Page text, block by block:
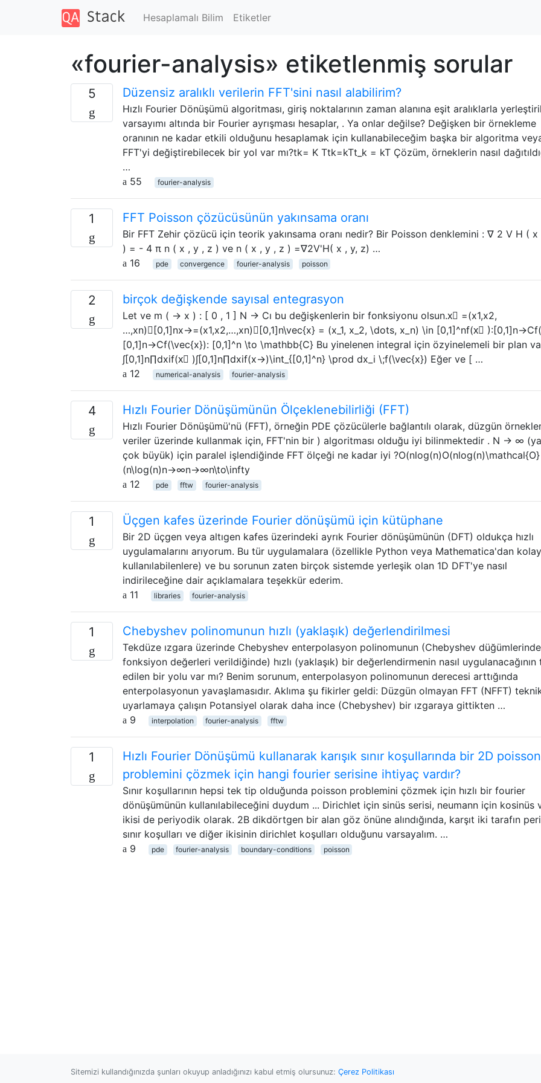
Hesaplamalı Bilim Etiketler
«fourier-analysis» etiketlenmiş sorular
5 Düzensiz aralıklı verilerin FFT'sini nasıl alabilirim?
Hızlı Fourier Dönüşümü algoritması, giriş noktalarının zaman alanına eşit aralıklarla
varsayımı altında bir Fourier ayrışması hesaplar, . Ya onlar değilse? Değişken bir örnekleme
oranının ne kadar etkili olduğunu hesaplamak için kullanabileceğim başka bir algoritma
FFT'yi değiştirebilecek bir yol var mı?tk= K Ttk=kTt_k = kT Çözüm, örneklerin nasıl
…
55
fourier-analysis
1 FFT Poisson çözücüsünün yakınsama oranı
Bir FFT Zehir çözücü için teorik yakınsama oranı nedir? Bir Poisson denklemini : ∇ 2 V H ( x
) = - 4 π n ( x , y , z ) ve n ( x , y , z ) =∇2V'H( x , y, z) …
16
pde convergence fourier-analysis poisson
2 birçok değişkende sayısal entegrasyon
Let ve m ( → x ) : [ 0 , 1 ] N → Cı bu değişkenlerin bir fonksiyonu olsun.x⃗ =(x1,x2,
…,xn)∈[0,1]nx→=(x1,x2,…,xn)∈[0,1]n\vec{x} = (x_1, x_2, \dots, x_n) \in [0,1]^nf(x⃗
[0,1]n→Cf(\vec{x}): [0,1]^n \to \mathbb{C} Bu yinelenen integral için özyinelemeli bir plan
∫[0,1]n∏dxif(x⃗ )∫[0,1]n∏dxif(x→)\int_{[0,1]^n} \prod dx_i \;f(\vec{x}) Eğer ve [ …
12
numerical-analysis fourier-analysis
4 Hızlı Fourier Dönüşümünün Ölçeklenebilirliği (FFT)
Hızlı Fourier Dönüşümü'nü (FFT), örneğin PDE çözücülerle bağlantılı olarak, düzgün
veriler üzerinde kullanmak için, FFT'nin bir ) algoritması olduğu iyi bilinmektedir . N → ∞
çok büyük) için paralel işlendiğinde FFT ölçeği ne kadar iyi ?O(nlog(n)O(nlog⁡(n)\mathcal{O}
(n\log(n)n→∞n→∞n\to\infty
12
pde fftw fourier-analysis
1 Üçgen kafes üzerinde Fourier dönüşümü için kütüphane
Bir 2D üçgen veya altıgen kafes üzerindeki ayrık Fourier dönüşümünün (DFT) oldukça hızlı
uygulamalarını arıyorum. Bu tür uygulamalara (özellikle Python veya Mathematica'dan
kullanılabilenlere) ve bu sorunun zaten birçok sistemde yerleşik olan 1D DFT'ye nasıl
indirileceğine dair açıklamalara teşekkür ederim.
11
libraries fourier-analysis
1 Chebyshev polinomunun hızlı (yaklaşık) değerlendirilmesi
Tekdüze ızgara üzerinde Chebyshev enterpolasyon polinomunun (Chebyshev
fonksiyon değerleri verildiğinde) hızlı (yaklaşık) bir değerlendirmenin nasıl uygulanacağının
edilen bir yolu var mı? Benim sorunum, enterpolasyon polinomunun derecesi arttığında
enterpolasyonun yavaşlamasıdır. Aklıma şu fikirler geldi: Düzgün olmayan FFT (NFFT)
uyarlamaya çalışın Potansiyel olarak daha ince (Chebyshev) bir ızgaraya gittikten …
9
interpolation fourier-analysis fftw
1
Hızlı Fourier Dönüşümü kullanarak karışık sınır koşullarında bir 2D poisson
problemini çözmek için hangi fourier serisine ihtiyaç vardır?
Sınır koşullarının hepsi tek tip olduğunda poisson problemini çözmek için hızlı bir fourier
dönüşümünün kullanılabileceğini duydum ... Dirichlet için sinüs serisi, neumann için kosinüs
ikisi de periyodik olarak. 2B dikdörtgen bir alan göz önüne alındığında, karşıt iki tarafın
sınır koşulları ve diğer ikisinin dirichlet koşulları olduğunu varsayalım. …
9
pde fourier-analysis boundary-conditions poisson
Sitemizi kullandığınızda şunları okuyup anladığınızı kabul etmiş olursunuz: Çerez Politikası